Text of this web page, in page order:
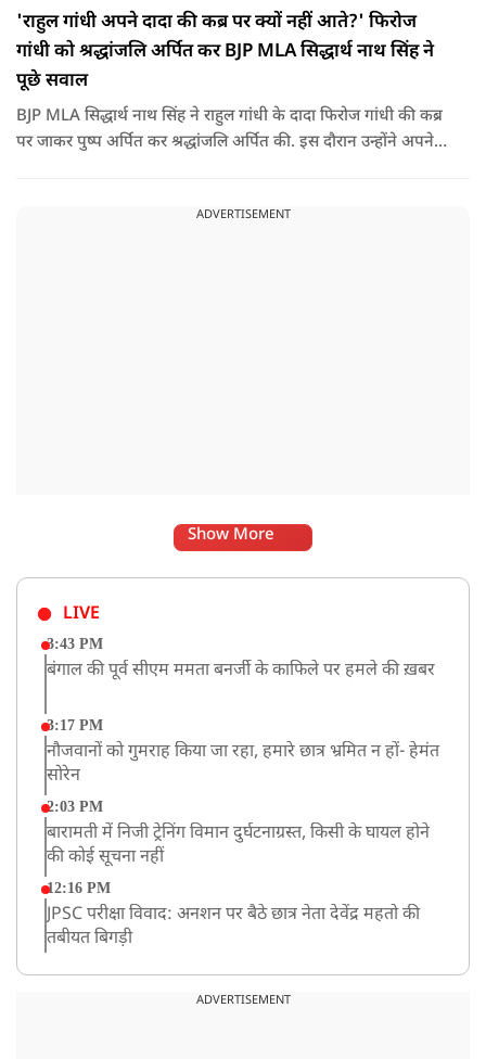
'राहुल गांधी अपने दादा की कब्र पर क्यों नहीं आते?' फिरोज
गांधी को श्रद्धांजलि अर्पित कर BJP MLA सिद्धार्थ नाथ सिंह ने
पूछे सवाल
BJP MLA सिद्धार्थ नाथ सिंह ने राहुल गांधी के दादा फिरोज गांधी की कब्र
पर जाकर पुष्प अर्पित कर श्रद्धांजलि अर्पित की. इस दौरान उन्होंने अपने
ADVERTISEMENT
Show More
LIVE
3:43 PM
बंगाल की पूर्व सीएम ममता बनर्जी के काफिले पर हमले की ख़बर
3:17 PM
नौजवानों को गुमराह किया जा रहा, हमारे छात्र भ्रमित न हों- हेमंत
सोरेन
2:03 PM
बारामती में निजी ट्रेनिंग विमान दुर्घटनाग्रस्त, किसी के घायल होने
की कोई सूचना नहीं
12:16 PM
JPSC परीक्षा विवाद: अनशन पर बैठे छात्र नेता देवेंद्र महतो की
तबीयत बिगड़ी
रांचीः छात्रों के समर्थन में विधायक जयराम महतो ने शुरू किया
ADVERTISEMENT